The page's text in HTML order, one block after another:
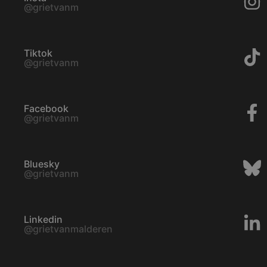
@grietvanm
Tiktok
@grietvanm
Facebook
@grietvanm
Bluesky
@grietvanm
Linkedin
@grietvanmalderen